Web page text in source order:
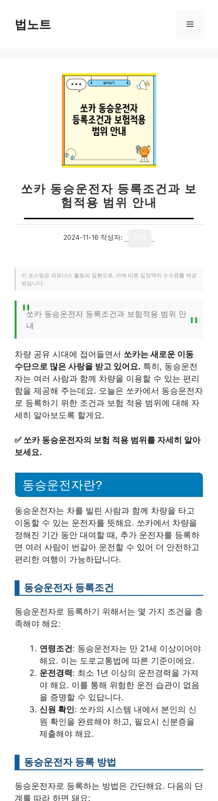
법노트 메
쏘카 동승운전자 등록조건과 보
험적용 범위 안내
2024-11-16 작성자:
이 포스팅은 파트너스 활동의 일환으로, 이에 따른 일정액의 수수료를 제공
받습니다.
쏘카 동승운전자 등록조건과 보험적용 범위 안
내
차량 공유 시대에 접어들면서 쏘카는 새로운 이동
수단으로 많은 사랑을 받고 있어요. 특히, 동승운전
자는 여러 사람과 함께 차량을 이용할 수 있는 편리
함을 제공해 주는데요. 오늘은 쏘카에서 동승운전자
로 등록하기 위한 조건과 보험 적용 범위에 대해 자
세히 알아보도록 할게요.
✅ 쏘카 동승운전자의 보험 적용 범위를 자세히 알아
보세요.
동승운전자란?
동승운전자는 차를 빌린 사람과 함께 차량을 타고
이동할 수 있는 운전자를 뜻해요. 쏘카에서 차량을
정해진 기간 동안 대여할 때, 추가 운전자를 등록하
면 여러 사람이 번갈아 운전할 수 있어 더 안전하고
편리한 여행이 가능하답니다.
동승운전자 등록조건
동승운전자로 등록하기 위해서는 몇 가지 조건을 충
족해야 해요:
연령조건: 동승운전자는 만 21세 이상이어야
해요. 이는 도로교통법에 따른 기준이에요.
운전경력: 최소 1년 이상의 운전경력을 가져
야 해요. 이를 통해 위험한 운전 습관이 없음
을 증명할 수 있답니다.
신원 확인: 쏘카의 시스템 내에서 본인의 신
원 확인을 완료해야 하고, 필요시 신분증을
제출해야 해요.
동승운전자 등록 방법
동승운전자로 등록하는 방법은 간단해요. 다음의 단
계를 따라 하면 돼요: